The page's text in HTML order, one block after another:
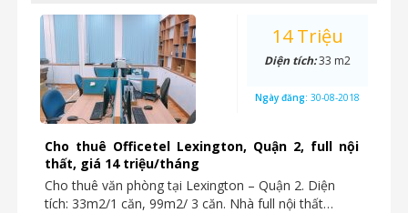
Cho thuê Officetel Lexington, Quận 2, full nội
thất, giá 14 triệu/tháng
Cho thuê văn phòng tại Lexington – Quận 2. Diện
tích: 33m2/1 căn, 99m2/ 3 căn. Nhà full nội thất…
14 Triệu
Diện tích:33 m2
Ngày đăng: 30-08-2018